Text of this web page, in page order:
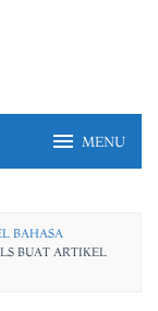
MENU
BAHASA
BUAT ARTIKEL